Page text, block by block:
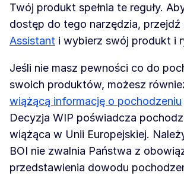
Twój produkt spełnia te reguły.
dostęp do tego narzędzia, przejdź
Assistant i wybierz swój produkt i
Jeśli nie masz pewności co do
swoich produktów, możesz
wiążącą informację o pochodzeniu
Decyzja WIP poświadcza
wiążąca w Unii Europejskiej.
BOI nie zwalnia Państwa z
przedstawienia dowodu